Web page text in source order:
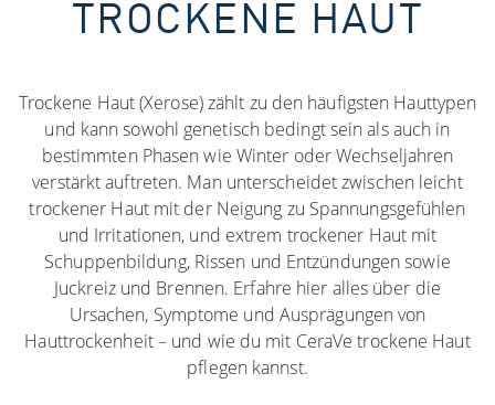
TROCKENE HAUT
Trockene Haut (Xerose) zählt zu den häufigsten Hauttypen
und kann sowohl genetisch bedingt sein als auch in
bestimmten Phasen wie Winter oder Wechseljahren
verstärkt auftreten. Man unterscheidet zwischen leicht
trockener Haut mit der Neigung zu Spannungsgefühlen
und Irritationen, und extrem trockener Haut mit
Schuppenbildung, Rissen und Entzündungen sowie
Juckreiz und Brennen. Erfahre hier alles über die
Ursachen, Symptome und Ausprägungen von
Hauttrockenheit – und wie du mit CeraVe trockene Haut
pflegen kannst.​